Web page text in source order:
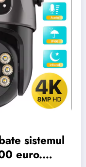
sistemul
euro.